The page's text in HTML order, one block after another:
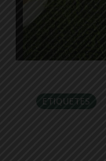
ETIQUETES